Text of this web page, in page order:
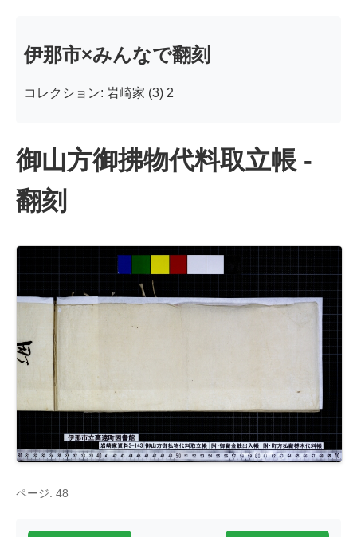
伊那市×みんなで翻刻
コレクション: 岩崎家 (3) 2
御山方御拂物代料取立帳 -
翻刻
ページ: 48